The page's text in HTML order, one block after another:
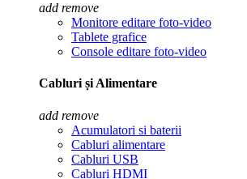
add remove
Monitore editare foto-video
Tablete grafice
Console editare foto-video
Cabluri și Alimentare
add remove
Acumulatori si baterii
Cabluri alimentare
Cabluri USB
Cabluri HDMI